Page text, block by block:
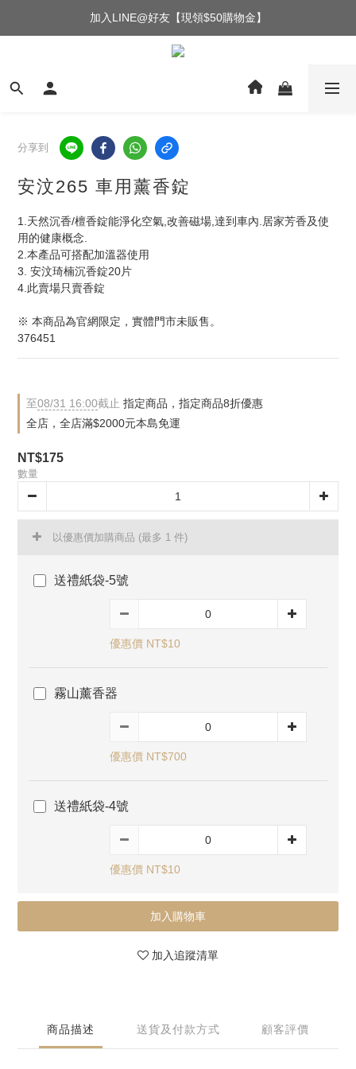
加入LINE@好友【現領$50購物金】
分享到
安汶265 車用薰香錠
1.天然沉香/檀香錠能淨化空氣,改善磁場,達到車內.居家芳香及使
用的健康概念.
2.本產品可搭配加溫器使用
3. 安汶琦楠沉香錠20片
4.此賣場只賣香錠
※ 本商品為官網限定，實體門市未販售。
376451
至08/31 16:00截止 指定商品，指定商品8折優惠
全店，全店滿$2000元本島免運
NT$175
數量
以優惠價加購商品 (最多 1 件)
送禮紙袋-5號
優惠價 NT$10
霧山薰香器
優惠價 NT$700
送禮紙袋-4號
優惠價 NT$10
加入購物車
加入追蹤清單
商品描述 送貨及付款方式 顧客評價